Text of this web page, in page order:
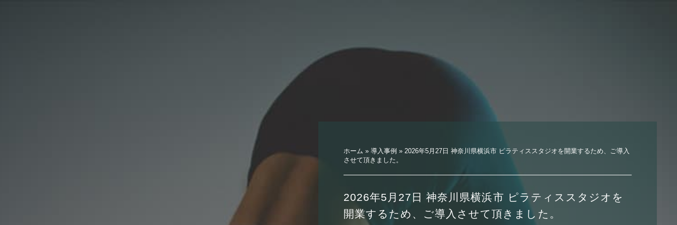
ホーム » 導入事例 » 2026年5月27日 神奈川県横浜市 ピラティススタジオを開業するため、ご導入
させて頂きました。
2026年5月27日 神奈川県横浜市 ピラティススタジオを
開業するため、ご導入させて頂きました。